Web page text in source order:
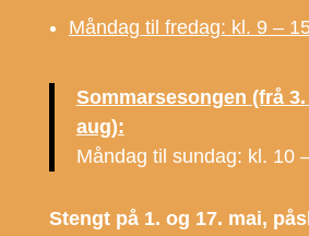
Måndag til fredag: kl. 9 –
Sommarsesongen (frå 3.
aug):
Måndag til sundag: kl. 10
Stengt på 1. og 17. mai,